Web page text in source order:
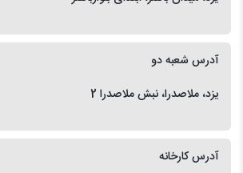
آدرس شعبه دو
یزد، ملاصدرا، نبش ملاصدرا 2
آدرس کارخانه